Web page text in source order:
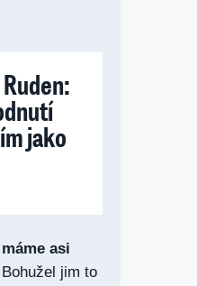
jako
asi
jim to